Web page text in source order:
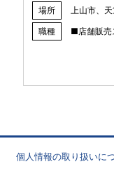
場所
上山市、
職種
■店舗販売
個人情報の取り扱いに